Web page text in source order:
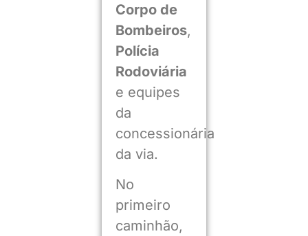
Corpo de
Bombeiros,
Polícia
Rodoviária
e equipes
da
concessionária
da via.
No
primeiro
caminhão,